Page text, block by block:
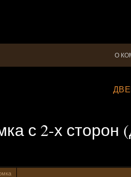
О
с 2-х сторон